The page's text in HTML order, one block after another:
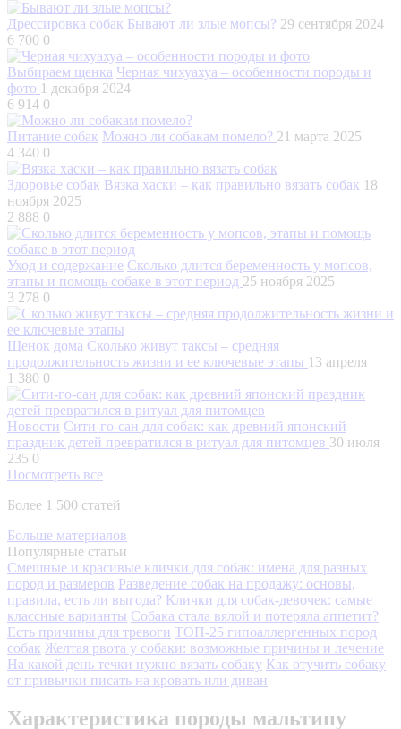
Дрессировка собак Бывают ли злые мопсы? 29 сентября 2024
6 700 0
Выбираем щенка Черная чихуахуа – особенности породы и
фото 1 декабря 2024
6 914 0
Питание собак Можно ли собакам помело? 21 марта 2025
4 340 0
Здоровье собак Вязка хаски – как правильно вязать собак 18
ноября 2025
2 888 0
Уход и содержание Сколько длится беременность у мопсов,
этапы и помощь собаке в этот период 25 ноября 2025
3 278 0
Щенок дома Сколько живут таксы – средняя
продолжительность жизни и ее ключевые этапы 13 апреля
1 380 0
Новости Сити-го-сан для собак: как древний японский
праздник детей превратился в ритуал для питомцев 30 июля
235 0
Посмотреть все
Более 1 500 статей
Больше материалов
Популярные статьи
Смешные и красивые клички для собак: имена для разных
пород и размеров Разведение собак на продажу: основы,
правила, есть ли выгода? Клички для собак-девочек: самые
классные варианты Собака стала вялой и потеряла аппетит?
Есть причины для тревоги ТОП-25 гипоаллергенных пород
собак Желтая рвота у собаки: возможные причины и лечение
На какой день течки нужно вязать собаку Как отучить собаку
от привычки писать на кровать или диван
Характеристика породы мальтипу